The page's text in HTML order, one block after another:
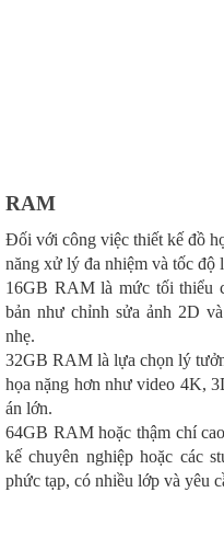
RAM
Đối với công việc thiết kế đồ
năng xử lý đa nhiệm và tốc độ
16GB RAM là mức tối thiểu
bản như chỉnh sửa ảnh 2D
nhẹ.
32GB RAM là lựa chọn lý
họa nặng hơn như video 4K,
án lớn.
64GB RAM hoặc thậm chí
kế chuyên nghiệp hoặc các
phức tạp, có nhiều lớp và yêu